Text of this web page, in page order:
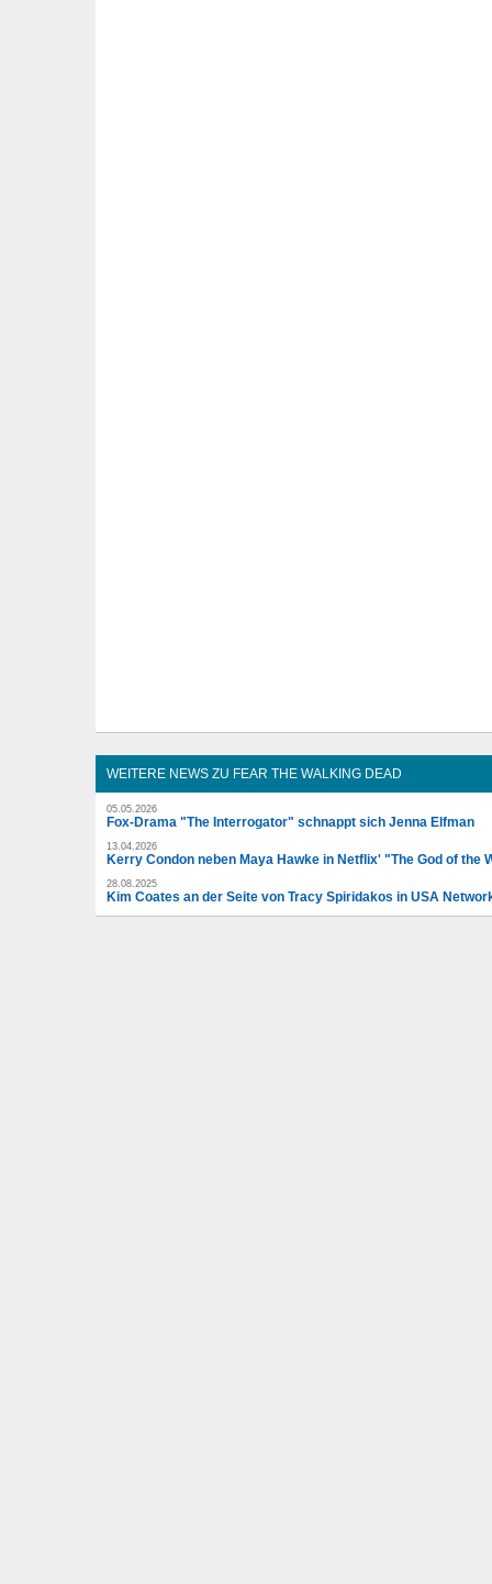
WEITERE NEWS ZU FEAR THE WALKING DEAD
05.05.2026
Fox-Drama "The Interrogator" schnappt sich Jenna Elfman
13.04.2026
Kerry Condon neben Maya Hawke in Netflix' "The God of the
28.08.2025
Kim Coates an der Seite von Tracy Spiridakos in USA